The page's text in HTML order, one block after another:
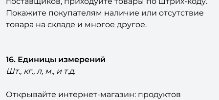
Покажите покупателям наличие или отсутствие
товара на складе и многое другое.
16. Единицы измерений
Шт., кг., л, м., и т.д.
Открывайте интернет-магазин: продуктов